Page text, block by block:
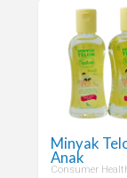
Minyak
Anak
Consumer